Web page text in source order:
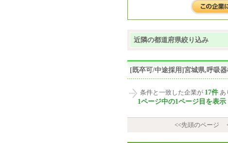
近隣の都道府県絞り込み
[既卒可/中途採用]宮城県,呼吸
条件と一致した企業が 17件 あ
1ページ中の1ページ目を表示
<<先頭のページ